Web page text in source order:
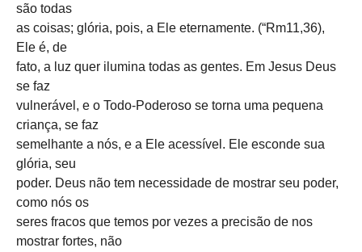
são todas
as coisas; glória, pois, a Ele eternamente. (“Rm11,36),
Ele é, de
fato, a luz quer ilumina todas as gentes. Em Jesus Deus
se faz
vulnerável, e o Todo-Poderoso se torna uma pequena
criança, se faz
semelhante a nós, e a Ele acessível. Ele esconde sua
glória, seu
poder. Deus não tem necessidade de mostrar seu poder,
como nós os
seres fracos que temos por vezes a precisão de nos
mostrar fortes, não